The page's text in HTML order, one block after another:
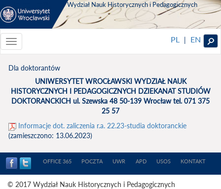
Wydział Nauk Historycznych i Pedagogicznych
Toggle
navigationToggle
PL | EN
Dla doktorantów
UNIWERSYTET WROCŁAWSKI WYDZIAŁ NAUK
HISTORYCZNYCH I PEDAGOGICZNYCH DZIEKANAT STUDIÓW
DOKTORANCKICH ul. Szewska 48 50-139 Wrocław tel. 071 375
25 57
Informacje dot. zaliczenia r.a. 22.23-studia doktoranckie
(zamieszczono: 13.06.2023)
OFFICE 365 POCZTA UWR APD USOS KONTAKT
© 2017 Wydział Nauk Historycznych i Pedagogicznych